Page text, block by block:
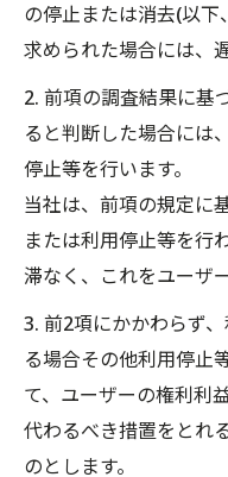
の停止または消去(以下
求められた場合には、
2. 前項の調査結果に基
ると判断した場合には
停止等を行います。
当社は、前項の規定に
または利用停止等を行
滞なく、これをユーザ
3. 前2項にかかわらず
る場合その他利用停止
て、ユーザーの権利利
代わるべき措置をとれ
のとします。